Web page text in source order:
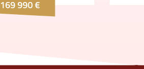
169 990 €